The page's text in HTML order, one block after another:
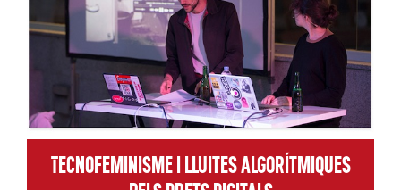
Tecnofeminisme i lluites algorítmiques